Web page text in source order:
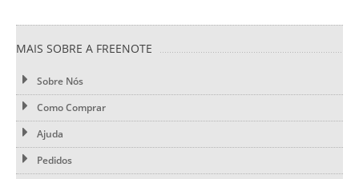
MAIS SOBRE A FREENOTE
Sobre Nós
Como Comprar
Ajuda
Pedidos